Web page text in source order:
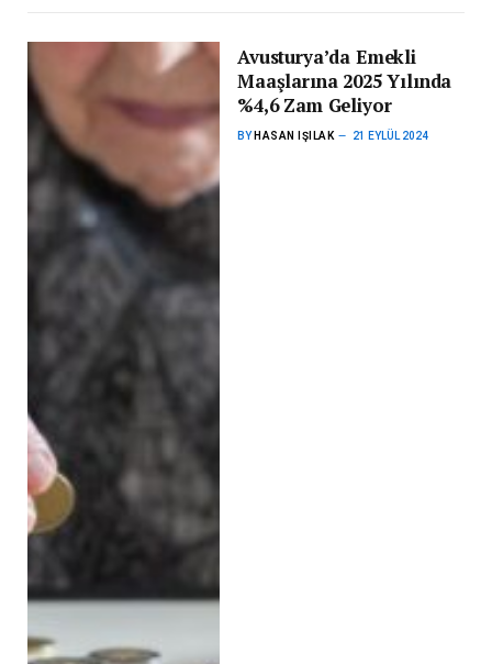
Avusturya’da Emekli
Maaşlarına 2025 Yılında
%4,6 Zam Geliyor
BY HASAN IŞILAK 21 EYLÜL 2024